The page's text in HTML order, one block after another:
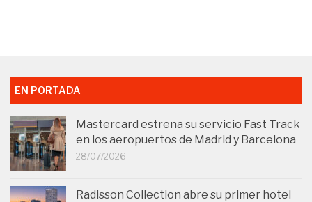
EN PORTADA
Mastercard estrena su servicio Fast Track
en los aeropuertos de Madrid y Barcelona
28/07/2026
Radisson Collection abre su primer hotel